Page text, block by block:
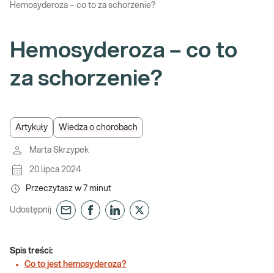
Hemosyderoza – co to za schorzenie?
Hemosyderoza – co to
za schorzenie?
Artykuły Wiedza o chorobach
Marta Skrzypek
20 lipca 2024
Przeczytasz w 7 minut
Udostępnij
Spis treści:
Co to jest hemosyderoza?